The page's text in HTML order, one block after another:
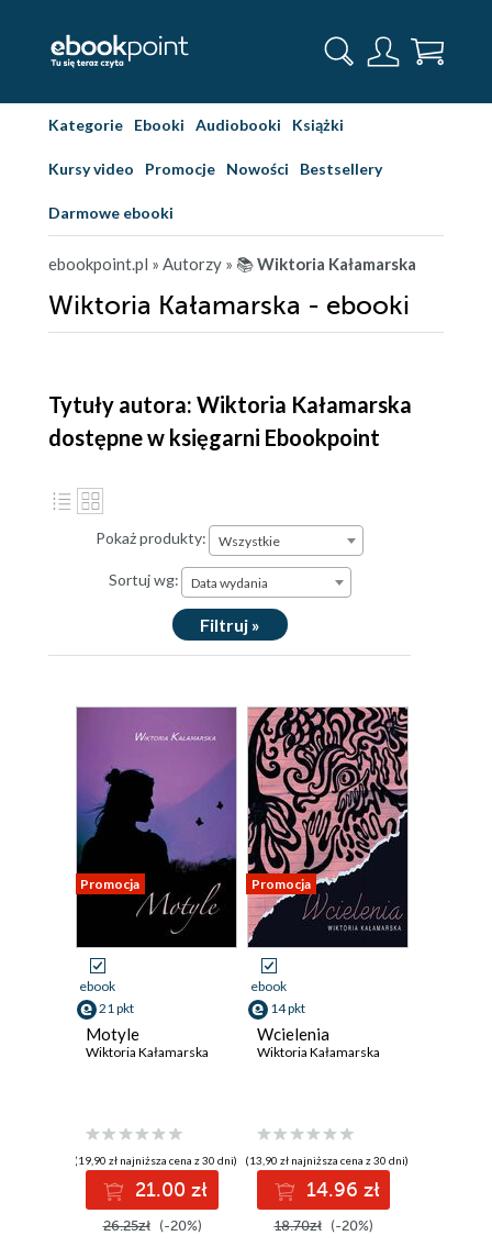
Kategorie Ebooki Audiobooki Książki
Kursy video Promocje Nowości Bestsellery
Darmowe ebooki
ebookpoint.pl » Autorzy » 📚Wiktoria Kałamarska
Wiktoria Kałamarska - ebooki
Tytuły autora: Wiktoria Kałamarska
dostępne w księgarni Ebookpoint
Pokaż produkty: Wszystkie
Sortuj wg: Data wydania
Filtruj »
Promocja
ebook
21 pkt
Motyle
Wiktoria Kałamarska
(19,90 zł najniższa cena z 30 dni)
21.00 zł
26.25zł (-20%)
Promocja
ebook
14 pkt
Wcielenia
Wiktoria Kałamarska
(13,90 zł najniższa cena z 30 dni)
14.96 zł
18.70zł (-20%)